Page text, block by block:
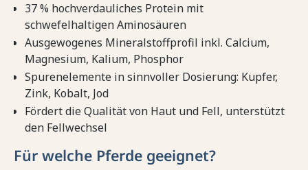
37 % hochverdauliches Protein mit
schwefelhaltigen Aminosäuren
Ausgewogenes Mineralstoffprofil inkl. Calcium,
Magnesium, Kalium, Phosphor
Spurenelemente in sinnvoller Dosierung: Kupfer,
Zink, Kobalt, Jod
Fördert die Qualität von Haut und Fell, unterstützt
den Fellwechsel
Für welche Pferde geeignet?